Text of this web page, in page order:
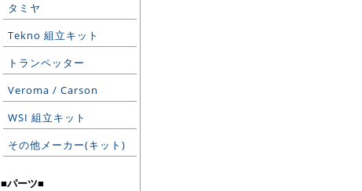
タミヤ
Tekno 組立キット
トランペッター
Veroma / Carson
WSI 組立キット
その他メーカー(キット)
■パーツ■